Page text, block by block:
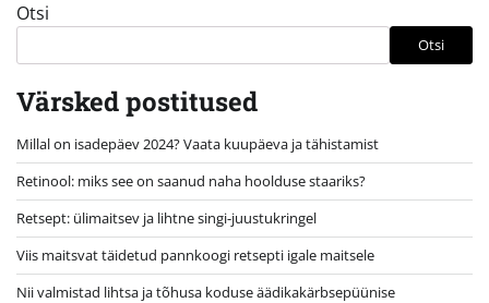
Otsi
Otsi
Värsked postitused
Millal on isadepäev 2024? Vaata kuupäeva ja tähistamist
Retinool: miks see on saanud naha hoolduse staariks?
Retsept: ülimaitsev ja lihtne singi-juustukringel
Viis maitsvat täidetud pannkoogi retsepti igale maitsele
Nii valmistad lihtsa ja tõhusa koduse äädikakärbsepüünise